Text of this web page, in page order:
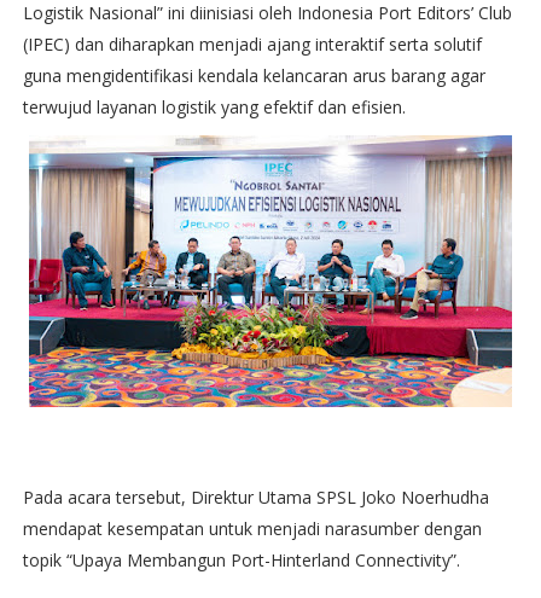
Logistik Nasional” ini diinisiasi oleh Indonesia Port Editors’ Club
(IPEC) dan diharapkan menjadi ajang interaktif serta solutif
guna mengidentifikasi kendala kelancaran arus barang agar
terwujud layanan logistik yang efektif dan efisien.
Pada acara tersebut, Direktur Utama SPSL Joko Noerhudha
mendapat kesempatan untuk menjadi narasumber dengan
topik “Upaya Membangun Port-Hinterland Connectivity”.